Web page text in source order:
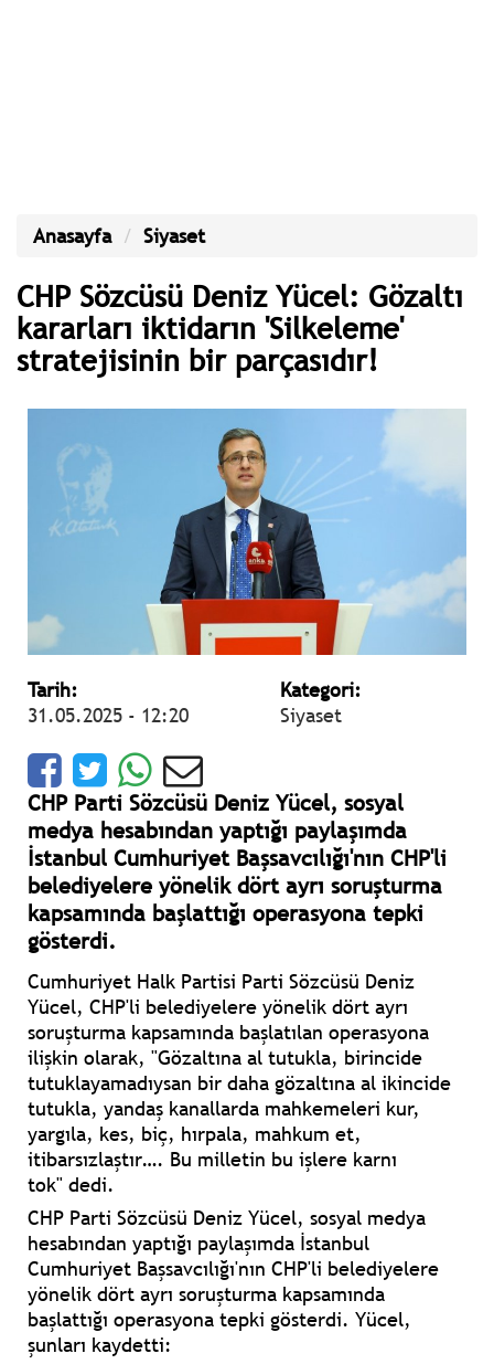
Anasayfa Siyaset
CHP Sözcüsü Deniz Yücel: Gözaltı
kararları iktidarın 'Silkeleme'
stratejisinin bir parçasıdır!
Tarih:
31.05.2025 - 12:20
Kategori:
Siyaset
CHP Parti Sözcüsü Deniz Yücel, sosyal
medya hesabından yaptığı paylaşımda
İstanbul Cumhuriyet Başsavcılığı'nın CHP'li
belediyelere yönelik dört ayrı soruşturma
kapsamında başlattığı operasyona tepki
gösterdi.
Cumhuriyet Halk Partisi Parti Sözcüsü Deniz
Yücel, CHP'li belediyelere yönelik dört ayrı
soruşturma kapsamında başlatılan operasyona
ilişkin olarak, "Gözaltına al tutukla, birincide
tutuklayamadıysan bir daha gözaltına al ikincide
tutukla, yandaş kanallarda mahkemeleri kur,
yargıla, kes, biç, hırpala, mahkum et,
itibarsızlaştır…. Bu milletin bu işlere karnı
tok" dedi.
CHP Parti Sözcüsü Deniz Yücel, sosyal medya
hesabından yaptığı paylaşımda İstanbul
Cumhuriyet Başsavcılığı'nın CHP'li belediyelere
yönelik dört ayrı soruşturma kapsamında
başlattığı operasyona tepki gösterdi. Yücel,
şunları kaydetti: